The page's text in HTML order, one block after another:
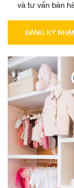
và tư vấn bán
ĐĂNG KÝ